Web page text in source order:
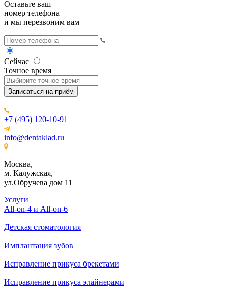
Оставьте ваш
номер телефона
и мы перезвоним вам
Сейчас
Точное время
Записаться на приём
+7 (495) 120-10-91
info@dentaklad.ru
Москва,
м. Калужская,
ул.Обручева дом 11
Услуги
All-on-4 и All-on-6
Детская стоматология
Имплантация зубов
Исправление прикуса брекетами
Исправление прикуса элайнерами